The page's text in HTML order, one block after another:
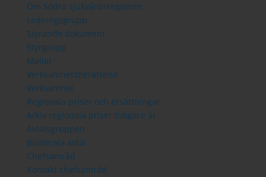
Om Södra sjukvårdsregionen
Ledningsgrupp
Styrande dokument
Styrgrupp
Mallar
Verksamhetsberättelse
Verksamhet
Regionala priser och ersättningar
Arkiv regionala priser tidigare år
Avtalsgruppen
Bilaterala avtal
Chefsamråd
Kontakt chefsamråd